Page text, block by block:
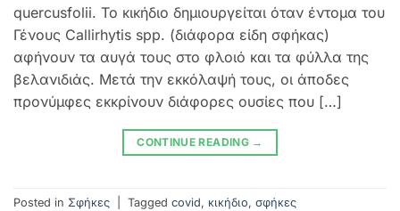
quercusfolii. Το κικήδιο δημιουργείται όταν έντομα του
Γένους Callirhytis spp. (διάφορα είδη σφήκας)
αφήνουν τα αυγά τους στο φλοιό και τα φύλλα της
βελανιδιάς. Μετά την εκκόλαψή τους, οι άποδες
προνύμφες εκκρίνουν διάφορες ουσίες που […]
CONTINUE READING →
Posted in Σφήκες Tagged covid, κικήδιο, σφήκες